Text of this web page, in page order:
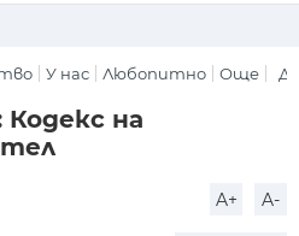
У нас Любопитно Още
на
A+ A-